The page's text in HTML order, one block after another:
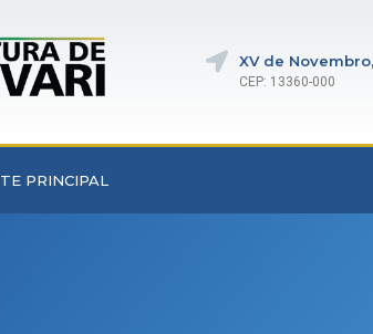
XV de
CEP: 13360-000
PRINCIPAL